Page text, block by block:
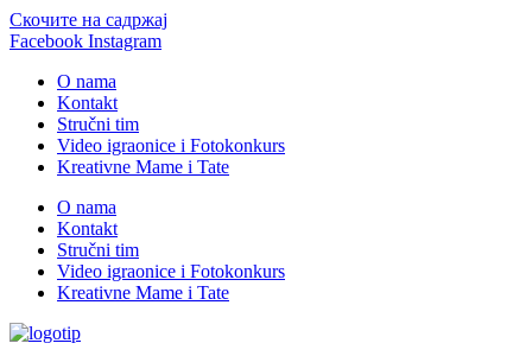
Скочите на садржај
Facebook Instagram
O nama
Kontakt
Stručni tim
Video igraonice i Fotokonkurs
Kreativne Mame i Tate
O nama
Kontakt
Stručni tim
Video igraonice i Fotokonkurs
Kreativne Mame i Tate